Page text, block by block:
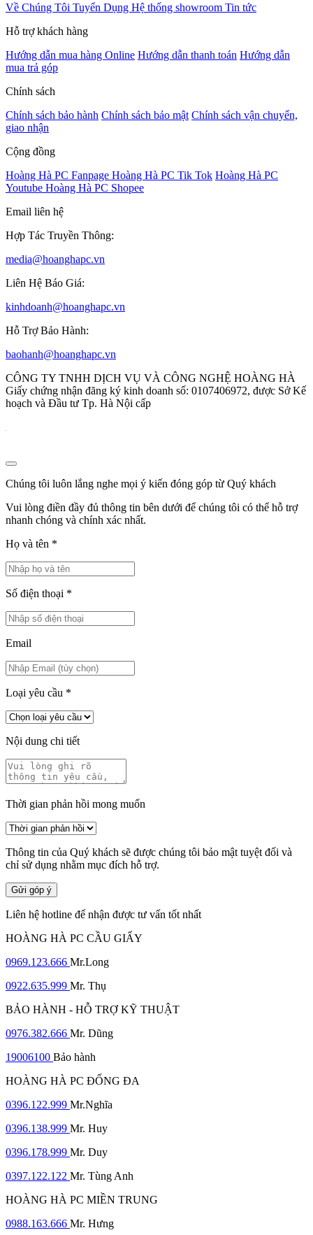
Về Chúng Tôi Tuyển Dụng Hệ thống showroom Tin tức
Hỗ trợ khách hàng
Hướng dẫn mua hàng Online Hướng dẫn thanh toán Hướng dẫn
mua trả góp
Chính sách
Chính sách bảo hành Chính sách bảo mật Chính sách vận chuyển,
giao nhận
Cộng đồng
Hoàng Hà PC Fanpage Hoàng Hà PC Tik Tok Hoàng Hà PC
Youtube Hoàng Hà PC Shopee
Email liên hệ
Hợp Tác Truyền Thông:
media@hoanghapc.vn
Liên Hệ Báo Giá:
kinhdoanh@hoanghapc.vn
Hỗ Trợ Bảo Hành:
baohanh@hoanghapc.vn
CÔNG TY TNHH DỊCH VỤ VÀ CÔNG NGHỆ HOÀNG HÀ
Giấy chứng nhận đăng ký kinh doanh số: 0107406972, được Sở Kế
hoạch và Đầu tư Tp. Hà Nội cấp
Chúng tôi luôn lắng nghe mọi ý kiến đóng góp từ Quý khách
Vui lòng điền đầy đủ thông tin bên dưới để chúng tôi có thể hỗ trợ
nhanh chóng và chính xác nhất.
Họ và tên *
Số điện thoại *
Email
Loại yêu cầu *
Nội dung chi tiết
Thời gian phản hồi mong muốn
Thông tin của Quý khách sẽ được chúng tôi bảo mật tuyệt đối và
chỉ sử dụng nhằm mục đích hỗ trợ.
Gửi góp ý
Liên hệ hotline để nhận được tư vấn tốt nhất
HOÀNG HÀ PC CẦU GIẤY
0969.123.666 Mr.Long
0922.635.999 Mr. Thụ
BẢO HÀNH - HỖ TRỢ KỸ THUẬT
0976.382.666 Mr. Dũng
19006100 Bảo hành
HOÀNG HÀ PC ĐỐNG ĐA
0396.122.999 Mr.Nghĩa
0396.138.999 Mr. Huy
0396.178.999 Mr. Duy
0397.122.122 Mr. Tùng Anh
HOÀNG HÀ PC MIỀN TRUNG
0988.163.666 Mr. Hưng